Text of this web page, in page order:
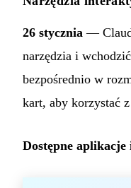
26 stycznia —
narzędzia i
bezpośrednio w
kart, aby korzystać
Dostępne